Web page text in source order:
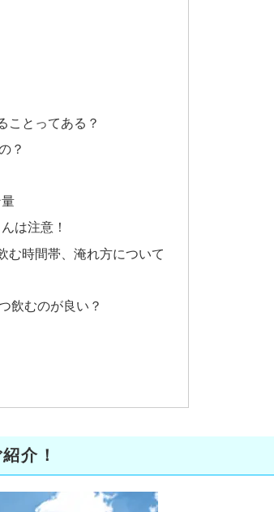
ことってある？
？
は注意！
む時間帯、淹れ方について
飲むのが良い？
介！